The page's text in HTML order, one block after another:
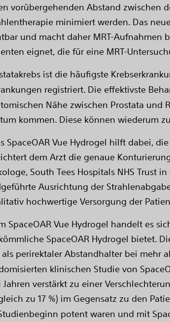
vorübergehenden Abstand zwischen
minimiert werden. Das
und macht daher MRT-Aufnahmen
eignet, die für eine MRT-
ist die häufigste
registriert. Die effektivste
Nähe zwischen Prostata und
kommen. Diese können wiederum
SpaceOAR Vue Hydrogel hilft dabei,
dem Arzt die genaue
South Tees Hospitals NHS Trust
Ausrichtung der
hochwertige Versorgung der
SpaceOAR Vue Hydrogel handelt es
SpaceOAR Hydrogel bietet.
als perirektaler Abstandhalter bei mehr
klinischen Studie von
Jahren verstärkt zu einer
zu 17 %) im Gegensatz zu den
potent waren und mit